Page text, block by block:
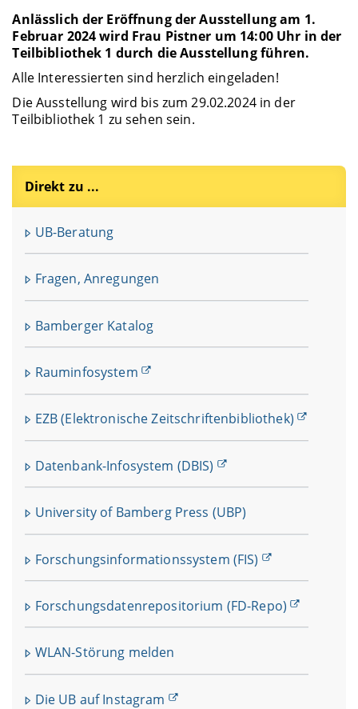
Direkt zu ...
UB-Beratung
Fragen, Anregungen
Bamberger Katalog
Rauminfosystem
EZB (Elektronische Zeitschriftenbibliothek)
Datenbank-Infosystem (DBIS)
University of Bamberg Press (UBP)
Forschungsinformationssystem (FIS)
Forschungsdatenrepositorium (FD-Repo)
WLAN-Störung melden
Die UB auf Instagram
Anlässlich der Eröffnung der Ausstellung am 1.
Februar 2024 wird Frau Pistner um 14:00 Uhr in der
Teilbibliothek 1 durch die Ausstellung führen.
Alle Interessierten sind herzlich eingeladen!
Die Ausstellung wird bis zum 29.02.2024 in der
Teilbibliothek 1 zu sehen sein.